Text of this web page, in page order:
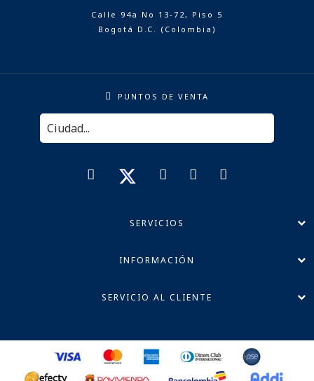
Calle 94a No 13-72, Piso 5
Bogotá D.C. (Colombia)
PUNTOS DE VENTA
SERVICIOS
INFORMACIÓN
SERVICIO AL CLIENTE